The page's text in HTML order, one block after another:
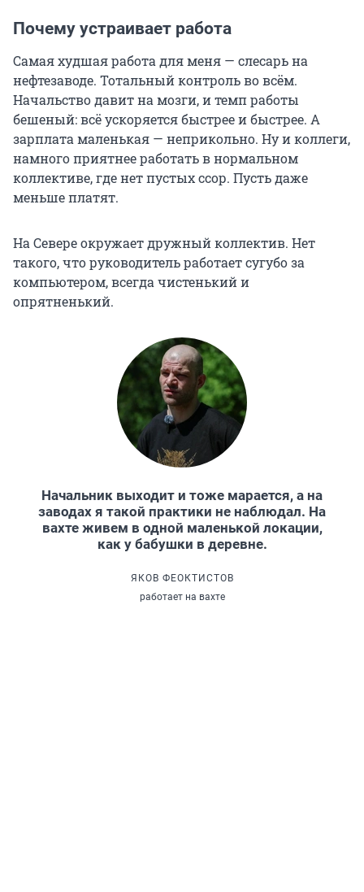
Почему устраивает работа
Самая худшая работа для меня — слесарь на
нефтезаводе. Тотальный контроль во всём.
Начальство давит на мозги, и темп работы
бешеный: всё ускоряется быстрее и быстрее. А
зарплата маленькая — неприкольно. Ну и коллеги,
намного приятнее работать в нормальном
коллективе, где нет пустых ссор. Пусть даже
меньше платят.
На Севере окружает дружный коллектив. Нет
такого, что руководитель работает сугубо за
компьютером, всегда чистенький и
опрятненький.
Начальник выходит и тоже марается, а на
заводах я такой практики не наблюдал. На
вахте живем в одной маленькой локации,
как у бабушки в деревне.
ЯКОВ ФЕОКТИСТОВ
работает на вахте